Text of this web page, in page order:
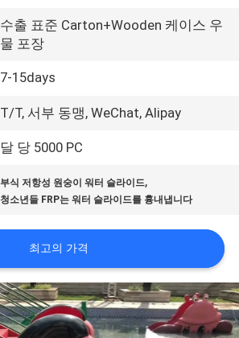
수출 표준 Carton+Wooden 케이스 우
물 포장
7-15days
T/T, 서부 동맹, WeChat, Alipay
달 당 5000 PC
부식 저항성 원숭이 워터 슬라이드,
청소년들 FRP는 워터 슬라이드를 흉내냅니다
최고의 가격